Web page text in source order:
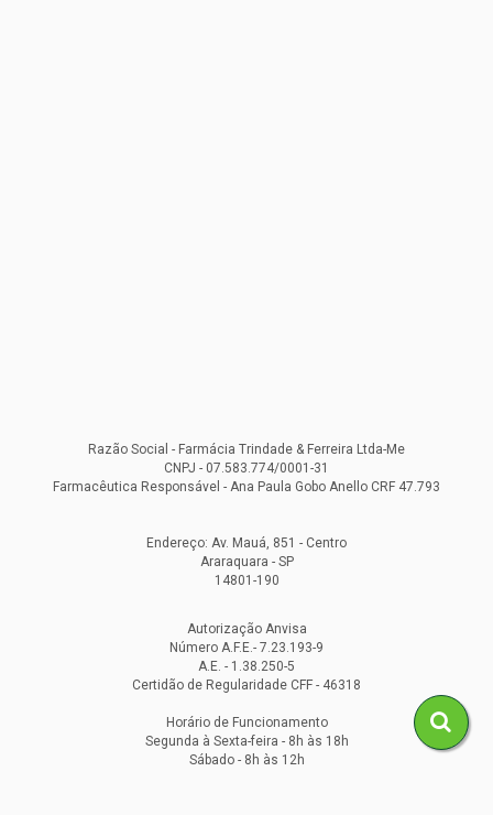
Razão Social - Farmácia Trindade & Ferreira Ltda-Me
CNPJ - 07.583.774/0001-31
Farmacêutica Responsável - Ana Paula Gobo Anello CRF 47.793
Endereço: Av. Mauá, 851 - Centro
Araraquara - SP
14801-190
Autorização Anvisa
Número A.F.E.- 7.23.193-9
A.E. - 1.38.250-5
Certidão de Regularidade CFF - 46318
Horário de Funcionamento
Segunda à Sexta-feira - 8h às 18h
Sábado - 8h às 12h